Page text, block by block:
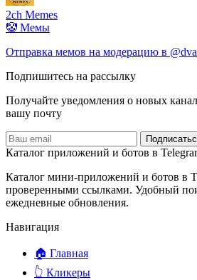
2ch Memes
🤡 Мемы
Отправка мемов на модерацию в
Подпишитесь на рассылку
Получайте уведомления о новых
вашу почту
Каталог приложений и ботов в
Каталог мини-приложений и ботов в
проверенными ссылками. Удобный
ежедневные обновления.
Навигация
🏠 Главная
👆 Кликеры